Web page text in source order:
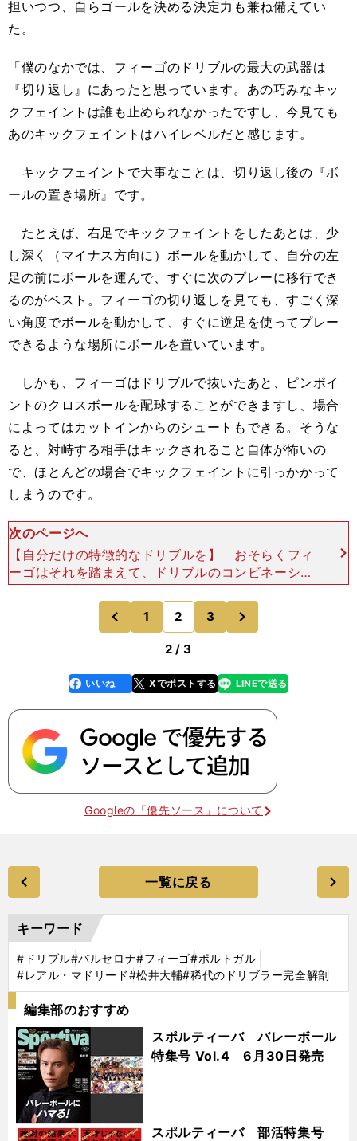
担いつつ、自らゴールを決める決定力も兼ね備えてい
た。
「僕のなかでは、フィーゴのドリブルの最大の武器は
『切り返し』にあったと思っています。あの巧みなキッ
クフェイントは誰も止められなかったですし、今見ても
あのキックフェイントはハイレベルだと感じます。
キックフェイントで大事なことは、切り返し後の『ボ
ールの置き場所』です。
たとえば、右足でキックフェイントをしたあとは、少
し深く（マイナス方向に）ボールを動かして、自分の左
足の前にボールを運んで、すぐに次のプレーに移行でき
るのがベスト。フィーゴの切り返しを見ても、すごく深
い角度でボールを動かして、すぐに逆足を使ってプレー
できるような場所にボールを置いています。
しかも、フィーゴはドリブルで抜いたあと、ピンポイ
ントのクロスボールを配球することができますし、場合
によってはカットインからのシュートもできる。そうな
ると、対峙する相手はキックされること自体が怖いの
で、ほとんどの場合でキックフェイントに引っかかって
しまうのです。
次のページへ
【自分だけの特徴的なドリブルを】 おそらくフィ
ーゴはそれを踏まえて、ドリブルのコンビネーショ
ンを組み立てていたのだと思います。あるいは、自
分のドリブルに最大限の効果を生み出すために、ク
ロスやシュート
前
のページへ
1 2 3
2 / 3
faceboo
k
いいね Xでポストする
line LINEで送る
Googleの「優先ソース」について
一覧に戻る
キーワード
#ドリブル#バルセロナ#フィーゴ#ポルトガル
#レアル・マドリード#松井大輔#稀代のドリブラー完全解剖
編集部のおすすめ
スポルティーバ バレーボール
特集号 Vol.4 6月30日発売
スポルティーバ 部活特集号